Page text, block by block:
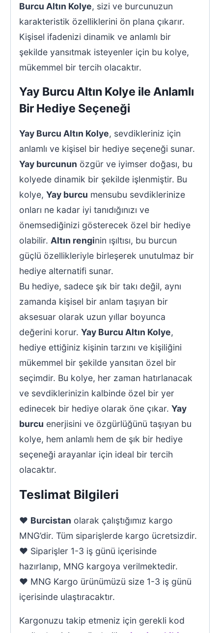
Burcu Altın Kolye, sizi ve burcunuzun
karakteristik özelliklerini ön plana çıkarır.
Kişisel ifadenizi dinamik ve anlamlı bir
şekilde yansıtmak isteyenler için bu kolye,
mükemmel bir tercih olacaktır.
Yay Burcu Altın Kolye ile Anlamlı
Bir Hediye Seçeneği
Yay Burcu Altın Kolye, sevdikleriniz için
anlamlı ve kişisel bir hediye seçeneği sunar.
Yay burcunun özgür ve iyimser doğası, bu
kolyede dinamik bir şekilde işlenmiştir. Bu
kolye,Yay burcu mensubu sevdiklerinize
onları ne kadar iyi tanıdığınızı ve
önemsediğinizi gösterecek özel bir hediye
olabilir. Altın renginin ışıltısı, bu burcun
güçlü özellikleriyle birleşerek unutulmaz bir
hediye alternatifi sunar.
Bu hediye, sadece şık bir takı değil, aynı
zamanda kişisel bir anlam taşıyan bir
aksesuar olarak uzun yıllar boyunca
değerini korur.Yay Burcu Altın Kolye,
hediye ettiğiniz kişinin tarzını ve kişiliğini
mükemmel bir şekilde yansıtan özel bir
seçimdir. Bu kolye, her zaman hatırlanacak
ve sevdiklerinizin kalbinde özel bir yer
edinecek bir hediye olarak öne çıkar.Yay
burcu enerjisini ve özgürlüğünü taşıyan bu
kolye, hem anlamlı hem de şık bir hediye
seçeneği arayanlar için ideal bir tercih
olacaktır.
Teslimat Bilgileri
♥ Burcistan olarak çalıştığımız kargo
MNG’dir. Tüm siparişlerde kargo ücretsizdir.
♥ Siparişler 1-3 iş günü içerisinde
hazırlanıp, MNG kargoya verilmektedir.
♥ MNG Kargo ürünümüzü size 1-3 iş günü
içerisinde ulaştıracaktır.
Kargonuzu takip etmeniz için gerekli kod